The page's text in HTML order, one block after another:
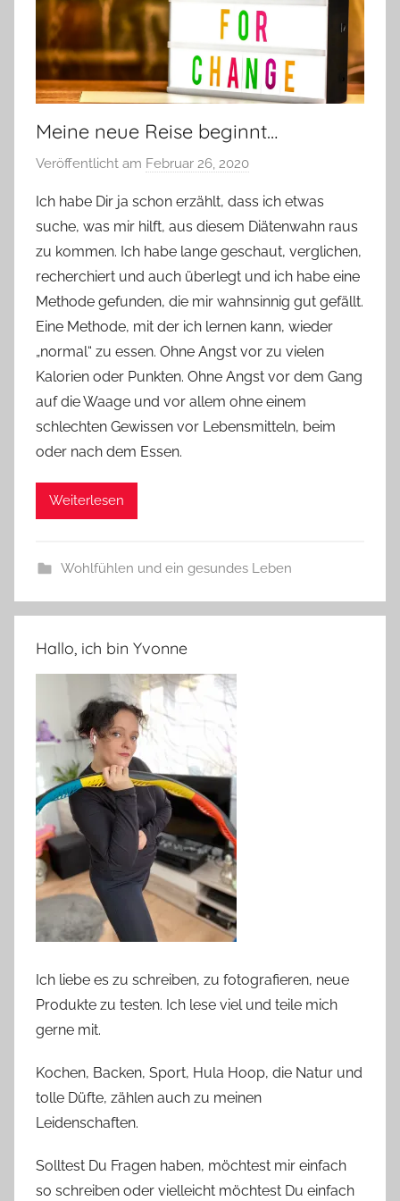
Meine neue Reise beginnt…
Veröffentlicht am Februar 26, 2020
n
Y
v
o
n
n
e
Ich habe Dir ja schon erzählt, dass ich etwas
suche, was mir hilft, aus diesem Diätenwahn raus
zu kommen. Ich habe lange geschaut, verglichen,
recherchiert und auch überlegt und ich habe eine
Methode gefunden, die mir wahnsinnig gut gefällt.
Eine Methode, mit der ich lernen kann, wieder
„normal“ zu essen. Ohne Angst vor zu vielen
Kalorien oder Punkten. Ohne Angst vor dem Gang
auf die Waage und vor allem ohne einem
schlechten Gewissen vor Lebensmitteln, beim
oder nach dem Essen.
Weiterlesen
Wohlfühlen und ein gesundes Leben
Hallo, ich bin Yvonne
Ich liebe es zu schreiben, zu fotografieren, neue
Produkte zu testen. Ich lese viel und teile mich
gerne mit.
Kochen, Backen, Sport, Hula Hoop, die Natur und
tolle Düfte, zählen auch zu meinen
Leidenschaften.
Solltest Du Fragen haben, möchtest mir einfach
so schreiben oder vielleicht möchtest Du einfach